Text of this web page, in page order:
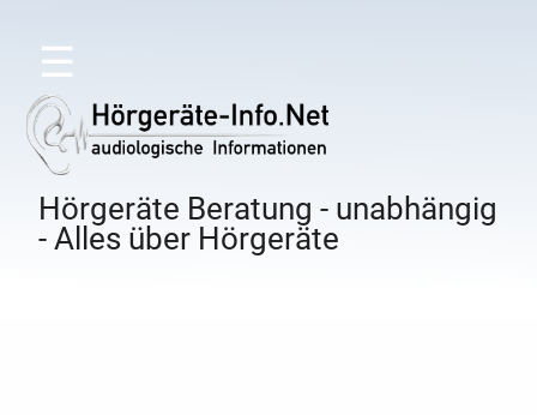
☰
Hörgeräte Beratung - unabhängig
- Alles über Hörgeräte